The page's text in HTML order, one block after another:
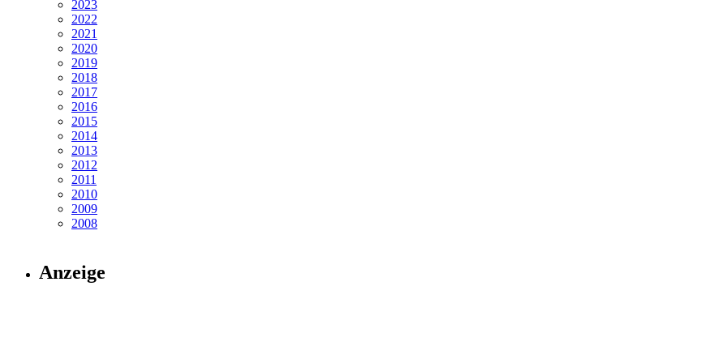
2023
2022
2021
2020
2019
2018
2017
2016
2015
2014
2013
2012
2011
2010
2009
2008
Anzeige